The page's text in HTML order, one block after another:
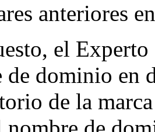
anteriores
el
de dominio en
de la